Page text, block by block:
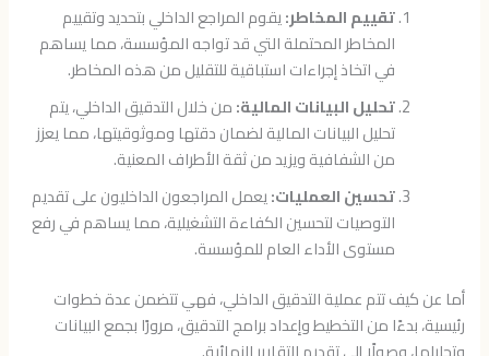
تقييم المخاطر:يقوم المراجع الداخلي بتحديد وتقييم
المخاطر المحتملة التي قد تواجه المؤسسة، مما يساهم
في اتخاذ إجراءات استباقية للتقليل من هذه المخاطر.
تحليل البيانات المالية:من خلال التدقيق الداخلي، يتم
تحليل البيانات المالية لضمان دقتها وموثوقيتها، مما يعزز
من الشفافية ويزيد من ثقة الأطراف المعنية.
تحسين العمليات:يعمل المراجعون الداخليون على تقديم
التوصيات لتحسين الكفاءة التشغيلية، مما يساهم في رفع
مستوى الأداء العام للمؤسسة.
أما عن كيف تتم عملية التدقيق الداخلي، فهي تتضمن عدة خطوات
رئيسية، بدءًا من التخطيط وإعداد برامج التدقيق، مرورًا بجمع البيانات